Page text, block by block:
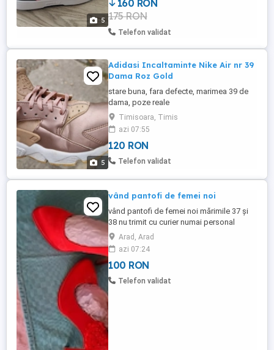
5
160 RON
175 RON
Telefon validat
5
Adidasi Incaltaminte Nike Air nr 39
Dama Roz Gold
stare buna, fara defecte, marimea 39 de
dama, poze reale
Timisoara, Timis
azi 07:55
120 RON
Telefon validat
vând pantofi de femei noi
vând pantofi de femei noi mărimile 37 și
38 nu trimit cu curier numai personal
Arad, Arad
azi 07:24
100 RON
Telefon validat